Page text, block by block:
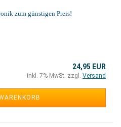
zum günstigen Preis!
24,95 EUR
inkl. 7% MwSt. zzgl. Versand